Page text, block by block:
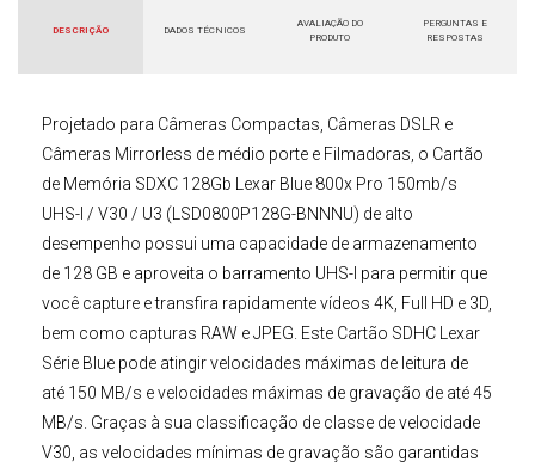
DESCRIÇÃO DADOS TÉCNICOS
AVALIAÇÃO DO
PRODUTO
PERGUNTAS E
RESPOSTAS
Projetado para Câmeras Compactas, Câmeras DSLR e
Câmeras Mirrorless de médio porte e Filmadoras, o Cartão
de Memória SDXC 128Gb Lexar Blue 800x Pro 150mb/s
UHS-I / V30 / U3 (LSD0800P128G-BNNNU) de alto
desempenho possui uma capacidade de armazenamento
de 128 GB e aproveita o barramento UHS-I para permitir que
você capture e transfira rapidamente vídeos 4K, Full HD e 3D,
bem como capturas RAW e JPEG. Este Cartão SDHC Lexar
Série Blue pode atingir velocidades máximas de leitura de
até 150 MB/s e velocidades máximas de gravação de até 45
MB/s. Graças à sua classificação de classe de velocidade
V30, as velocidades mínimas de gravação são garantidas